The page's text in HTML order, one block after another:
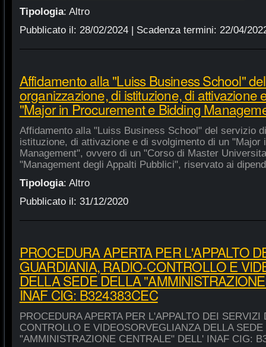
Tipologia: Altro
Pubblicato il: 28/02/2024| Scadenza termini: 22/04/
Affidamento alla "Luiss Business School"
organizzazione, di istituzione, di attivazione
"Major in Procurement e Bidding
Affidamento alla "Luiss Business School" del servizio
istituzione, di attivazione e di svolgimento di un "Major
Management", ovvero di un "Corso di Master
"Management degli Appalti Pubblici", riservato ai
Tipologia: Altro
Pubblicato il: 31/12/2020
PROCEDURA APERTA PER L'APPALTO
GUARDIANIA, RADIO-CONTROLLO E
DELLA SEDE DELLA
INAF CIG: B324383CEC
PROCEDURA APERTA PER L'APPALTO DEI
CONTROLLO E VIDEOSORVEGLIANZA DELLA SEDE
"AMMINISTRAZIONE CENTRALE" DELL' INAF CIG: